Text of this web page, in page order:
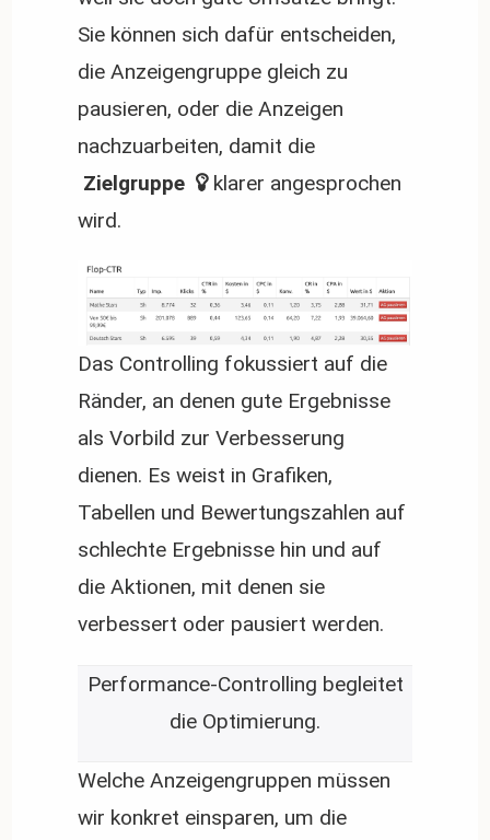
Sie können sich dafür entscheiden,
die Anzeigengruppe gleich zu
pausieren, oder die Anzeigen
nachzuarbeiten, damit die
Zielgruppe
klarer angesprochen
wird.
Das Controlling fokussiert auf die
Ränder, an denen gute Ergebnisse
als Vorbild zur Verbesserung
dienen. Es weist in Grafiken,
Tabellen und Bewertungszahlen auf
schlechte Ergebnisse hin und auf
die Aktionen, mit denen sie
verbessert oder pausiert werden.
Performance-Controlling begleitet
die Optimierung.
Welche Anzeigengruppen müssen
wir konkret einsparen, um die